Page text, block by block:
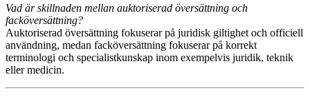
Vad är skillnaden mellan auktoriserad översättning och
facköversättning?
Auktoriserad översättning fokuserar på juridisk giltighet och officiell
användning, medan facköversättning fokuserar på korrekt
terminologi och specialistkunskap inom exempelvis juridik, teknik
eller medicin.